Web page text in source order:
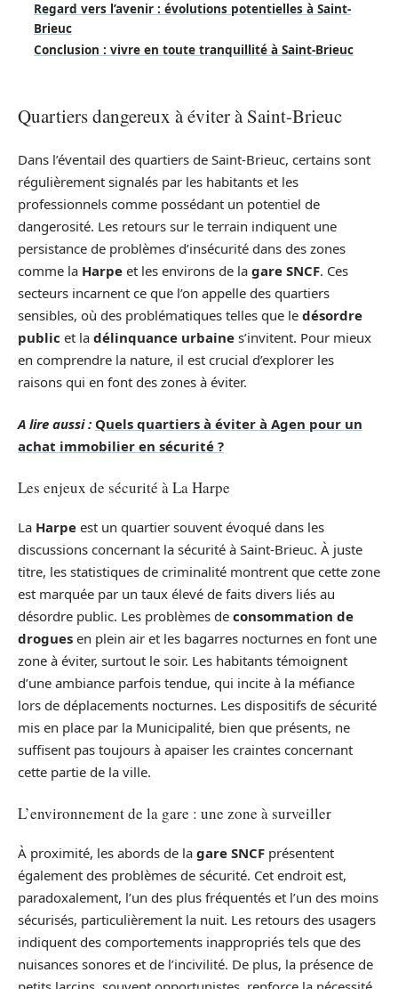
Regard vers l’avenir : évolutions potentielles à Saint-
Brieuc
Conclusion : vivre en toute tranquillité à Saint-Brieuc
Quartiers dangereux à éviter à Saint-Brieuc
Dans l’éventail des quartiers de Saint-Brieuc, certains sont
régulièrement signalés par les habitants et les
professionnels comme possédant un potentiel de
dangerosité. Les retours sur le terrain indiquent une
persistance de problèmes d’insécurité dans des zones
comme la Harpe et les environs de la gare SNCF. Ces
secteurs incarnent ce que l’on appelle des quartiers
sensibles, où des problématiques telles que le désordre
public et la délinquance urbaine s’invitent. Pour mieux
en comprendre la nature, il est crucial d’explorer les
raisons qui en font des zones à éviter.
A lire aussi : Quels quartiers à éviter à Agen pour un
achat immobilier en sécurité ?
Les enjeux de sécurité à La Harpe
La Harpe est un quartier souvent évoqué dans les
discussions concernant la sécurité à Saint-Brieuc. À juste
titre, les statistiques de criminalité montrent que cette zone
est marquée par un taux élevé de faits divers liés au
désordre public. Les problèmes de consommation de
drogues en plein air et les bagarres nocturnes en font une
zone à éviter, surtout le soir. Les habitants témoignent
d’une ambiance parfois tendue, qui incite à la méfiance
lors de déplacements nocturnes. Les dispositifs de sécurité
mis en place par la Municipalité, bien que présents, ne
suffisent pas toujours à apaiser les craintes concernant
cette partie de la ville.
L’environnement de la gare : une zone à surveiller
À proximité, les abords de la gare SNCF présentent
également des problèmes de sécurité. Cet endroit est,
paradoxalement, l’un des plus fréquentés et l’un des moins
sécurisés, particulièrement la nuit. Les retours des usagers
indiquent des comportements inappropriés tels que des
nuisances sonores et de l’incivilité. De plus, la présence de